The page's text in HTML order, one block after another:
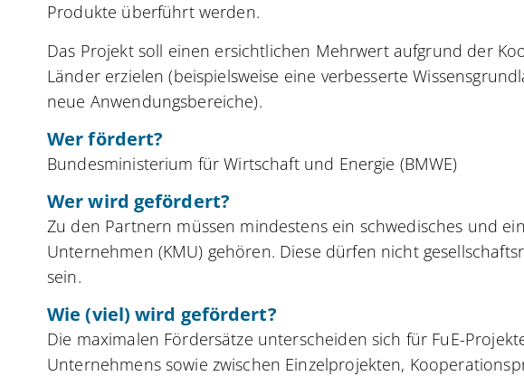
Produkte überführt werden.
Das Projekt soll einen ersichtlichen Mehrwert aufgrund der
Länder erzielen (beispielsweise eine verbesserte
neue Anwendungsbereiche).
Wer fördert?
Bundesministerium für Wirtschaft und Energie (BMWE)
Wer wird gefördert?
Zu den Partnern müssen mindestens ein schwedisches und
Unternehmen (KMU) gehören. Diese dürfen nicht
sein.
Wie (viel) wird gefördert?
Die maximalen Fördersätze unterscheiden sich für FuE-
Unternehmens sowie zwischen Einzelprojekten,